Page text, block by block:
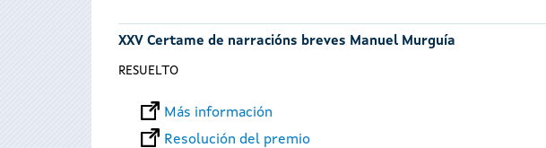
XXV Certame de narracións breves Manuel Murguía
RESUELTO
Más información
Resolución del premio